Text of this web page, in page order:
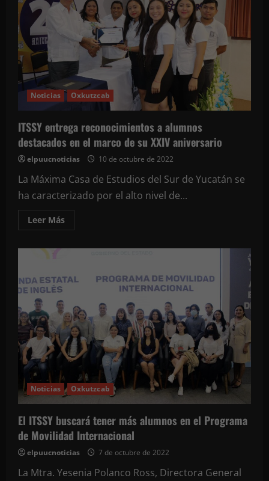
felina
Oxkutzcab
Noticias Oxkutzcab
ITSSY entrega reconocimientos a alumnos
destacados en el marco de su XXIV aniversario
elpuucnoticias 10 de octubre de 2022
La Máxima Casa de Estudios del Sur de Yucatán se
ha caracterizado por el alto nivel de...
Leer MásLeer
más
a
alumnos
el
marco
de
su
XXIV
aniversario
Noticias Oxkutzcab
El ITSSY buscará tener más alumnos en el Programa
de Movilidad Internacional
elpuucnoticias 7 de octubre de 2022
La Mtra. Yesenia Polanco Ross, Directora General